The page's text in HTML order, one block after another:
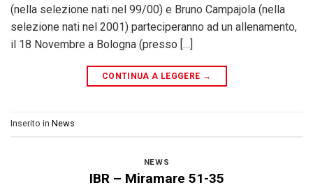
(nella selezione nati nel 99/00) e Bruno Campajola (nella
selezione nati nel 2001) parteciperanno ad un allenamento,
il 18 Novembre a Bologna (presso […]
CONTINUA A LEGGERE →
Inserito in News
NEWS
IBR – Miramare 51-35